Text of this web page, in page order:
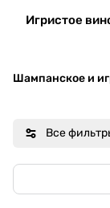
Игристое
Шампанское и
Все